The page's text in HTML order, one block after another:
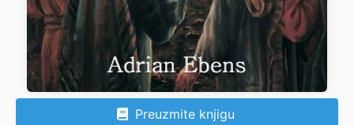
Preuzmite knjigu